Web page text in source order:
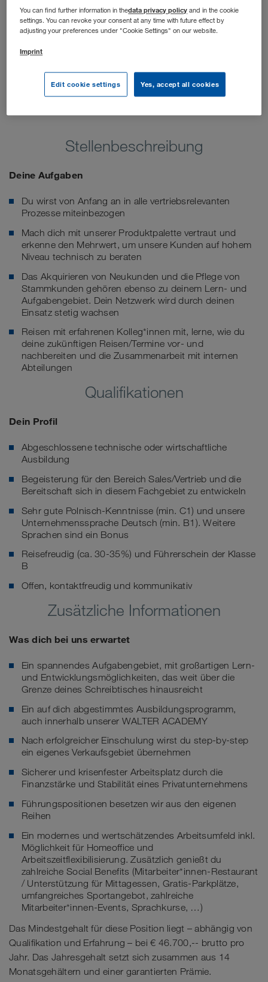
Stellenbeschreibung
Deine Aufgaben
Du wirst von Anfang an in alle vertriebsrelevanten
Prozesse miteinbezogen
Mach dich mit unserer Produktpalette vertraut und
erkenne den Mehrwert, um unsere Kunden auf hohem
Niveau technisch zu beraten
Das Akquirieren von Neukunden und die Pflege von
Stammkunden gehören ebenso zu deinem Lern- und
Aufgabengebiet. Dein Netzwerk wird durch deinen
Einsatz stetig wachsen
Reisen mit erfahrenen Kolleg*innen mit, lerne, wie du
deine zukünftigen Reisen/Termine vor- und
nachbereiten und die Zusammenarbeit mit internen
Abteilungen
Qualifikationen
Dein Profil
Abgeschlossene technische oder wirtschaftliche
Ausbildung
Begeisterung für den Bereich Sales/Vertrieb und die
Bereitschaft sich in diesem Fachgebiet zu entwickeln
Sehr gute Polnisch-Kenntnisse (min. C1) und unsere
Unternehmenssprache Deutsch (min. B1). Weitere
Sprachen sind ein Bonus
Reisefreudig (ca. 30-35%) und Führerschein der Klasse
B
Offen, kontaktfreudig und kommunikativ
Zusätzliche Informationen
Was dich bei uns erwartet
Ein spannendes Aufgabengebiet, mit großartigen Lern-
und Entwicklungsmöglichkeiten, das weit über die
Grenze deines Schreibtisches hinausreicht
Ein auf dich abgestimmtes Ausbildungsprogramm,
auch innerhalb unserer WALTER ACADEMY
Nach erfolgreicher Einschulung wirst du step-by-step
ein eigenes Verkaufsgebiet übernehmen
Sicherer und krisenfester Arbeitsplatz durch die
Finanzstärke und Stabilität eines Privatunternehmens
Führungspositionen besetzen wir aus den eigenen
Reihen
Ein modernes und wertschätzendes Arbeitsumfeld inkl.
Möglichkeit für Homeoffice und
Arbeitszeitflexibilisierung. Zusätzlich genießt du
zahlreiche Social Benefits (Mitarbeiter*innen-Restaurant
/ Unterstützung für Mittagessen, Gratis-Parkplätze,
umfangreiches Sportangebot, zahlreiche
Mitarbeiter*innen-Events, Sprachkurse, …)
Das Mindestgehalt für diese Position liegt – abhängig von
Qualifikation und Erfahrung – bei € 46.700,-- brutto pro
Jahr. Das Jahresgehalt setzt sich zusammen aus 14
Monatsgehältern und einer garantierten Prämie.
You can find further information in thedata privacy policy and in the cookie
settings. You can revoke your consent at any time with future effect by
adjusting your preferences under "Cookie Settings" on our website.
Imprint
Edit cookie settings Yes, accept all cookies